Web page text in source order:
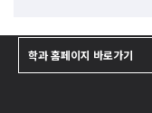
학과 홈페이지 바로가기